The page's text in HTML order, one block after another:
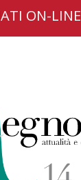
ON-LINE